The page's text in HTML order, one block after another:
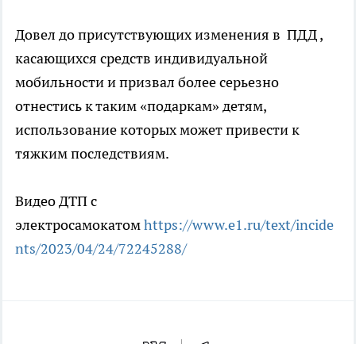
Довел до присутствующих изменения в ПДД ,
касающихся средств индивидуальной
мобильности и призвал более серьезно
отнестись к таким «подаркам» детям,
использование которых может привести к
тяжким последствиям.
Видео ДТП с
электросамокатомhttps://www.e1.ru/text/incide
nts/2023/04/24/72245288/